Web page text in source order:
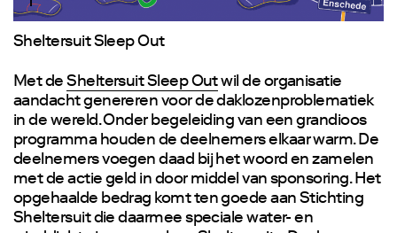
Sheltersuit Sleep Out
Met deSheltersuit Sleep Outwil de organisatie
aandacht genereren voor de daklozenproblematiek
in de wereld. Onder begeleiding van een grandioos
programma houden de deelnemers elkaar warm. De
deelnemers voegen daad bij het woord en zamelen
met de actie geld in door middel van sponsoring. Het
opgehaalde bedrag komt ten goede aan Stichting
Sheltersuit die daarmee speciale water- en